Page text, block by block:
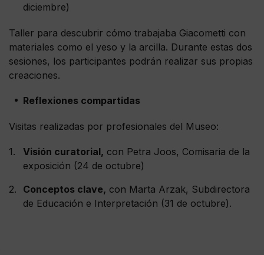
diciembre)
Taller para descubrir cómo trabajaba Giacometti con
materiales como el yeso y la arcilla. Durante estas dos
sesiones, los participantes podrán realizar sus propias
creaciones.
Reflexiones compartidas
Visitas realizadas por profesionales del Museo:
Visión curatorial, con Petra Joos, Comisaria de la
exposición (24 de octubre)
Conceptos clave, con Marta Arzak, Subdirectora
de Educación e Interpretación (31 de octubre).